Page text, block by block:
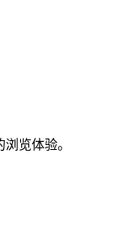
览体验。